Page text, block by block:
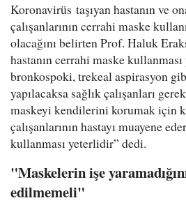
Koronavirüs taşıyan hastanın ve
çalışanlarının cerrahi maske
olacağını belirten Prof. Haluk
hastanın cerrahi maske
bronkospoki, trekeal aspirasyon
yapılacaksa sağlık çalışanları
maskeyi kendilerini korumak için
çalışanlarının hastayı muayene
kullanması yeterlidir” dedi.
"Maskelerin işe
edilmemeli"